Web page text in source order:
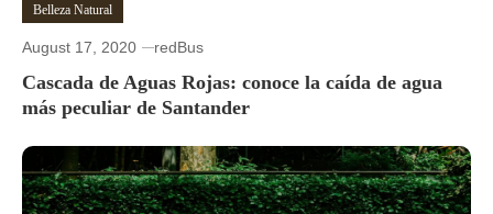
Belleza Natural
August 17, 2020 redBus
Cascada de Aguas Rojas: conoce la caída de agua
más peculiar de Santander